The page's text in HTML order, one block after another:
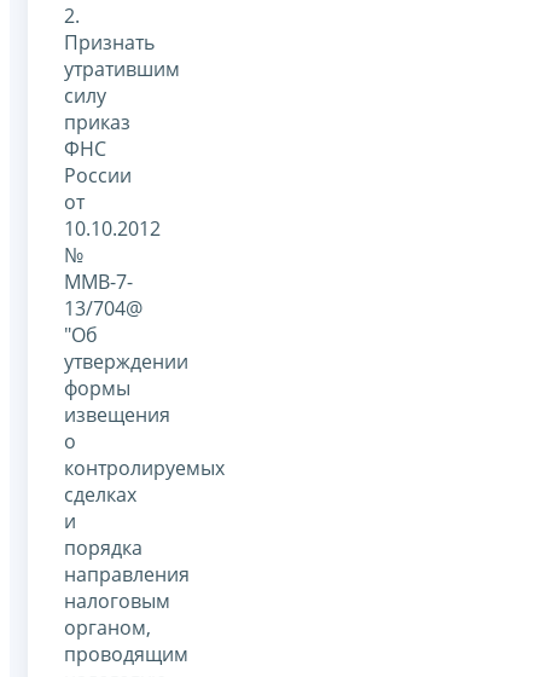
2.
Признать
утратившим
силу
приказ
ФНС
России
от
10.10.2012
№
ММВ-7-
13/704@
"Об
утверждении
формы
извещения
о
контролируемых
сделках
и
порядка
направления
налоговым
органом,
проводящим